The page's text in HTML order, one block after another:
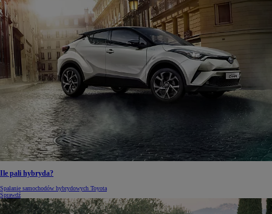
Ile pali hybryda?
Spalanie samochodów hybrydowych Toyota
Sprawdź